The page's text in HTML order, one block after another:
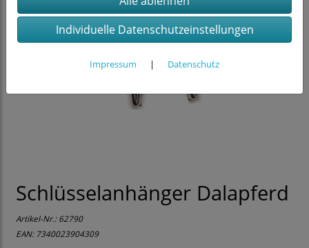
Schlüsselanhänger Dalapferd
Artikel-Nr.:62790
EAN: 7340023904309
Individuelle Datenschutzeinstellungen
Impressum | Datenschutz